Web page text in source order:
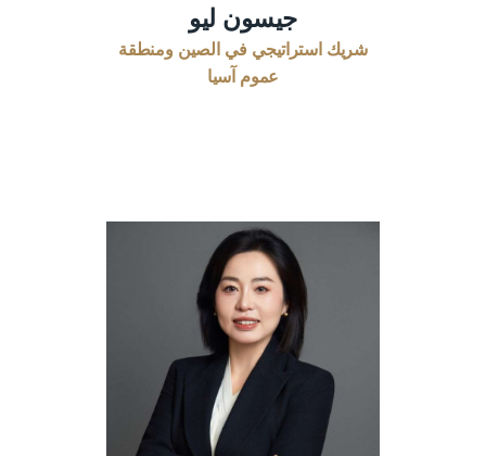
جيسون ليو
شريك استراتيجي في الصين ومنطقة
عموم آسيا